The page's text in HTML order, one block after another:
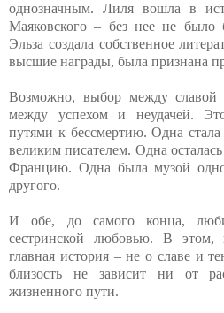
однозначным. Лиля вошла в
Маяковского – без нее не было
Эльза создала собственное
высшие награды, была признана
Возможно, выбор между
между успехом и неудачей.
путями к бессмертию. Одна
великим писателем. Одна
Францию. Одна была музой
другого.
И обе, до самого конца,
сестринской любовью. В этом,
главная история – не о славе и
близость не зависит ни от
жизненного пути.